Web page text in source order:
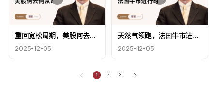
重回宽松周期，美股何去何
从？
2025-12-05
天然气领跑，法国牛市进行
时
2025-12-05
1 2 3